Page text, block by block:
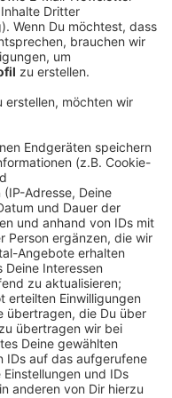
12:03
Bond im Kino?
so gespannt
Er ist DIE
Craig. Von Beruf
aber auch Leser
oder Krimis.
dazu, die Stimme
läuft das Leben